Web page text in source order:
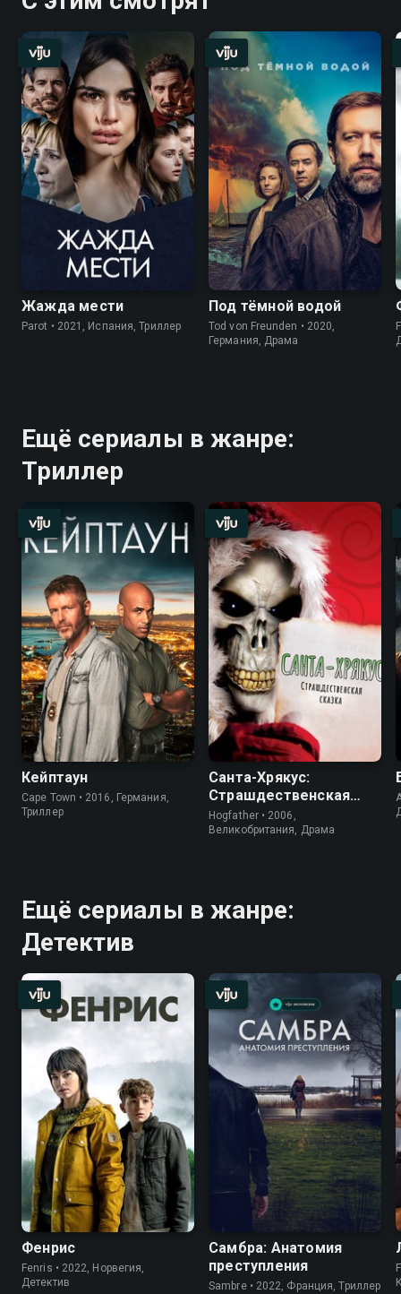
Жажда мести
Parot • 2021, Испания, Триллер
Под тёмной водой
Tod von Freunden • 2020,
Германия, Драма
Ещё сериалы в жанре:
Триллер
Кейптаун
Cape Town • 2016, Германия,
Триллер
Санта-Хрякус:
Страшдественская
сказка
Hogfather • 2006,
Великобритания, Драма
Ещё сериалы в жанре:
Детектив
Фенрис
Fenris • 2022, Норвегия,
Детектив
Самбра: Анатомия
преступления
Sambre • 2022, Франция, Триллер